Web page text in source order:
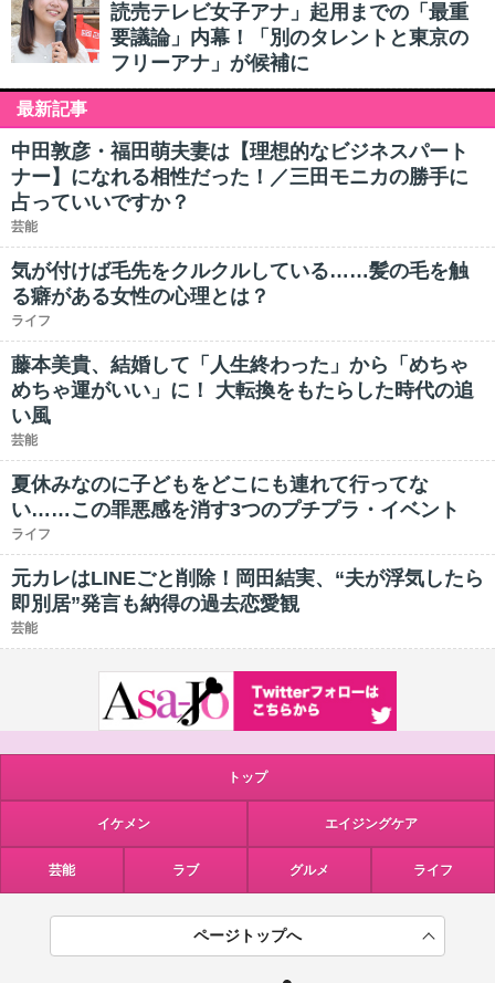
読売テレビ女子アナ」起用までの「最重
要議論」内幕！「別のタレントと東京の
フリーアナ」が候補に
最新記事
中田敦彦・福田萌夫妻は【理想的なビジネスパート
ナー】になれる相性だった！／三田モニカの勝手に
占っていいですか？
芸能
気が付けば毛先をクルクルしている……髪の毛を触
る癖がある女性の心理とは？
ライフ
藤本美貴、結婚して「人生終わった」から「めちゃ
めちゃ運がいい」に！ 大転換をもたらした時代の追
い風
芸能
夏休みなのに子どもをどこにも連れて行ってな
い……この罪悪感を消す3つのプチプラ・イベント
ライフ
元カレはLINEごと削除！岡田結実、“夫が浮気したら
即別居”発言も納得の過去恋愛観
芸能
トップ
イケメン エイジングケア
芸能 ラブ グルメ ライフ
ページトップへ